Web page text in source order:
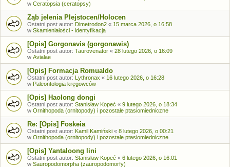
w Ceratopsia (ceratopsy)
Ząb jelenia Plejstocen/Holocen
Ostatni post autor: Dimetrodon2 « 15 marca 2026, o 16:58
w Skamieniałości - identyfikacja
[Opis] Gorgonavis (gorgonawis)
Ostatni post autor: Taurovenator « 28 lutego 2026, o 16:09
w Avialae
[Opis] Formacja Romualdo
Ostatni post autor: Lythronax « 16 lutego 2026, o 16:28
w Paleontologia kręgowców
[Opis] Haolong dongi
Ostatni post autor: Stanisław Kopeć « 9 lutego 2026, o 18:34
w Ornithopoda (ornitopody) i pozostałe ptasiomiedniczne
Re: [Opis] Foskeia
Ostatni post autor: Kamil Kamiński « 8 lutego 2026, o 00:21
w Ornithopoda (ornitopody) i pozostałe ptasiomiedniczne
[Opis] Yantaloong lini
Ostatni post autor: Stanisław Kopeć « 6 lutego 2026, o 16:01
w Sauropodomorpha (zauropodomorfy)